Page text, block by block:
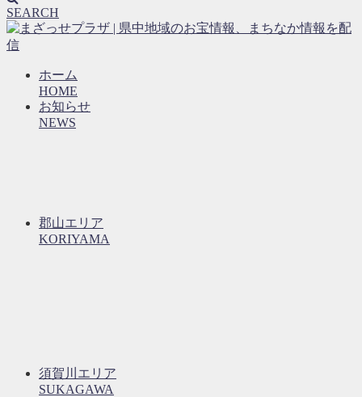
SEARCH
ホーム
HOME
お知らせ
NEWS
郡山エリア
KORIYAMA
須賀川エリア
SUKAGAWA